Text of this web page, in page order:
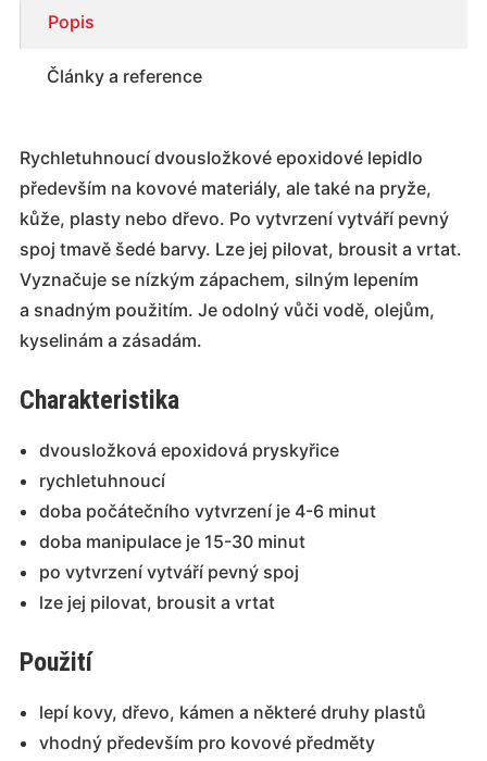
Popis
Články a reference
Rychletuhnoucí dvousložkové epoxidové lepidlo
především na kovové materiály, ale také na pryže,
kůže, plasty nebo dřevo. Po vytvrzení vytváří pevný
spoj tmavě šedé barvy. Lze jej pilovat, brousit a vrtat.
Vyznačuje se nízkým zápachem, silným lepením
a snadným použitím. Je odolný vůči vodě, olejům,
kyselinám a zásadám.
Charakteristika
dvousložková epoxidová pryskyřice
rychletuhnoucí
doba počátečního vytvrzení je 4-6 minut
doba manipulace je 15-30 minut
po vytvrzení vytváří pevný spoj
lze jej pilovat, brousit a vrtat
Použití
lepí kovy, dřevo, kámen a některé druhy plastů
vhodný především pro kovové předměty